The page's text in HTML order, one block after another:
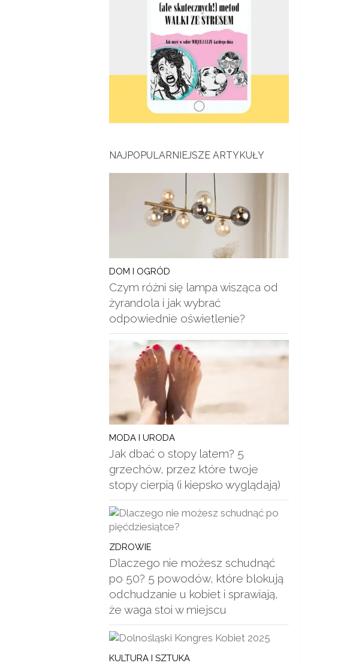
NAJPOPULARNIEJSZE ARTYKUŁY
DOM I OGRÓD
Czym różni się lampa wisząca od
żyrandola i jak wybrać
odpowiednie oświetlenie?
MODA I URODA
Jak dbać o stopy latem? 5
grzechów, przez które twoje
stopy cierpią (i kiepsko wyglądają)
ZDROWIE
Dlaczego nie możesz schudnąć
po 50? 5 powodów, które blokują
odchudzanie u kobiet i sprawiają,
że waga stoi w miejscu
KULTURA I SZTUKA